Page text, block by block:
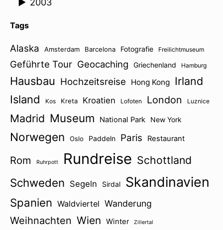
► 2003
Tags
Alaska Amsterdam Barcelona Fotografie Freilichtmuseum
Geführte Tour Geocaching Griechenland Hamburg
Hausbau Hochzeitsreise Hong Kong Irland
Island
Kos Kreta Kroatien Lofoten London Luznice
Madrid Museum National Park New York
Norwegen Oslo Paddeln Paris Restaurant
Rom Ruhrpott Rundreise Schottland
Schweden Segeln Sirdal Skandinavien
Spanien Waldviertel Wanderung
Weihnachten Wien Winter Zillertal